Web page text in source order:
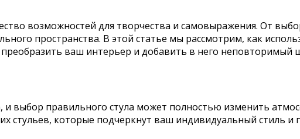
возможностей для творчества и самовыражения. От
пространства. В этой статье мы рассмотрим, как
ваш интерьер и добавить в него неповторимый
выбор правильного стула может полностью изменить
стульев, которые подчеркнут ваш индивидуальный стиль